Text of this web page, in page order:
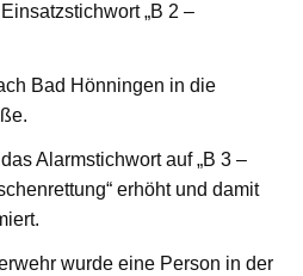
„B 2 –
Bad Hönningen in die
Alarmstichwort auf „B 3 –
erhöht und damit
wurde eine Person in der